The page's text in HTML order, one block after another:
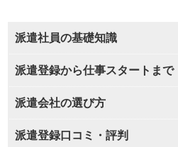
派遣社員の基礎知識
派遣登録から仕事スタートまで
派遣会社の選び方
派遣登録口コミ・評判